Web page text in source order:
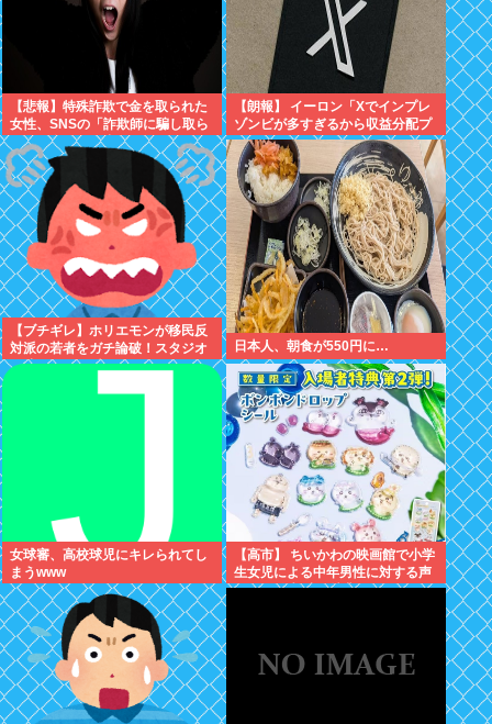
【悲報】特殊詐欺で金を取られた
女性、SNSの「詐欺師に騙し取ら
れたお金、取り戻せます」」に釣
られさらに240万円失うwww
【朗報】 イーロン「Xでインプレ
ゾンビが多すぎるから収益分配プ
ログラムやめるわ」
【ブチギレ】ホリエモンが移民反
対派の若者をガチ論破！スタジオ
が凍りついた瞬間がヤバすぎる…
日本人、朝食が550円に…
女球審、高校球児にキレられてし
まうwww
【高市】 ちいかわの映画館で小学
生女児による中年男性に対する声
かけが発生 映画特典をおねだり